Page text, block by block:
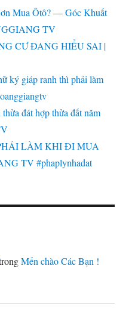
Mua Ôtô? — Góc Khuất
TV
CƯ ĐANG HIỂU SAI |
ký giáp ranh thì phải làm
đát hợp thửa đất năm
LÀM KHI ĐI MUA
TV #phaplynhadat
Mến chào Các Bạn !